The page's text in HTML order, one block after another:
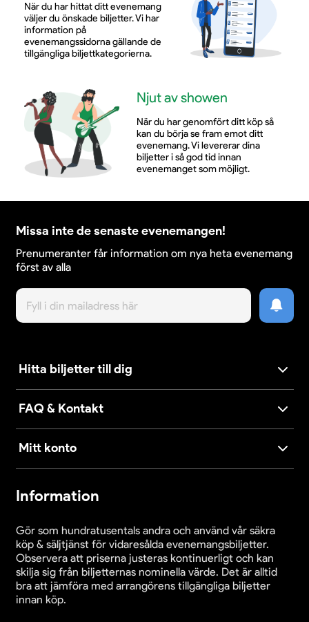
När du har hittat ditt evenemang
väljer du önskade biljetter. Vi har
information på
evenemangssidorna gällande de
tillgängliga biljettkategorierna.
Njut av showen
När du har genomfört ditt köp så
kan du börja se fram emot ditt
evenemang. Vi levererar dina
biljetter i så god tid innan
evenemanget som möjligt.
Missa inte de senaste evenemangen!
Prenumeranter får information om nya heta evenemang
först av alla
Hitta biljetter till dig
FAQ & Kontakt
Mitt konto
Information
Gör som hundratusentals andra och använd vår säkra
köp & säljtjänst för vidaresålda evenemangsbiljetter.
Observera att priserna justeras kontinuerligt och kan
skilja sig från biljetternas nominella värde. Det är alltid
bra att jämföra med arrangörens tillgängliga biljetter
innan köp.